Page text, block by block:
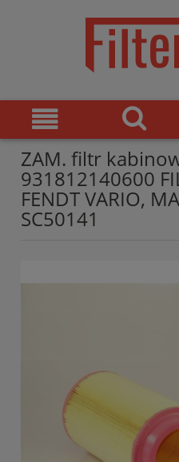
ZAM. filtr
931812140600
FENDT VARIO,
SC50141